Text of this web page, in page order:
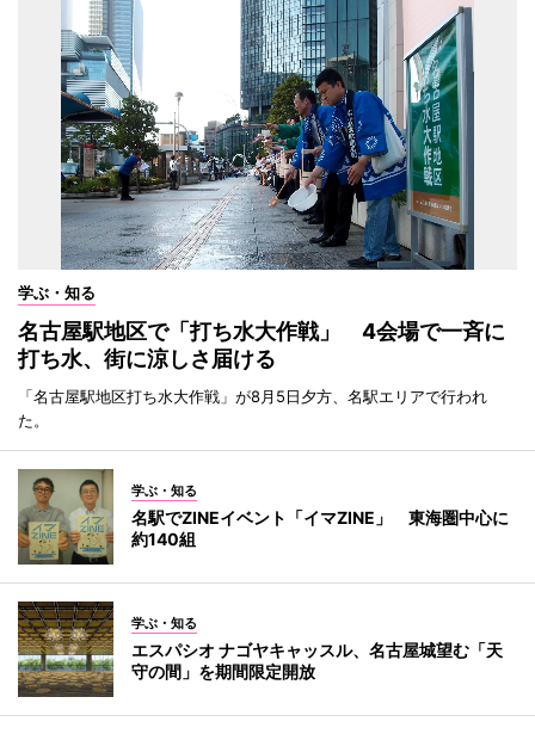
学ぶ・知る
名古屋駅地区で「打ち水大作戦」 4会場で一斉に
打ち水、街に涼しさ届ける
「名古屋駅地区打ち水大作戦」が8月5日夕方、名駅エリアで行われ
た。
学ぶ・知る
名駅でZINEイベント「イマZINE」 東海圏中心に
約140組
学ぶ・知る
エスパシオ ナゴヤキャッスル、名古屋城望む「天
守の間」を期間限定開放